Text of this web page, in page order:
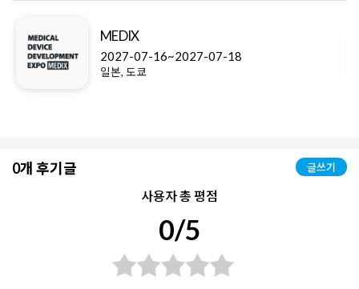
MEDIX
2027-07-16~2027-07-18
일본, 도쿄
0개 후기글 글쓰기
사용자 총 평점
0/5